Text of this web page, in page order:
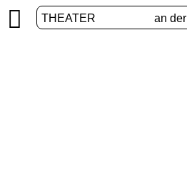
THEATER an der
